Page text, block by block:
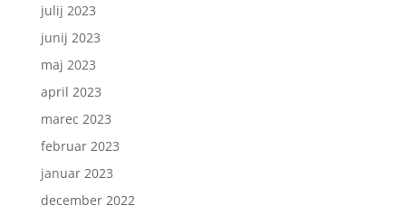
julij 2023
junij 2023
maj 2023
april 2023
marec 2023
februar 2023
januar 2023
december 2022